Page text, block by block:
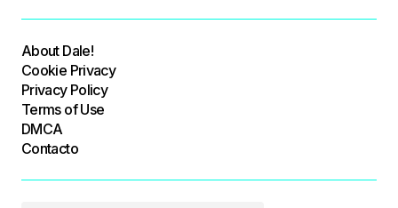
About Dale!
Cookie Privacy
Privacy Policy
Terms of Use
DMCA
Contacto